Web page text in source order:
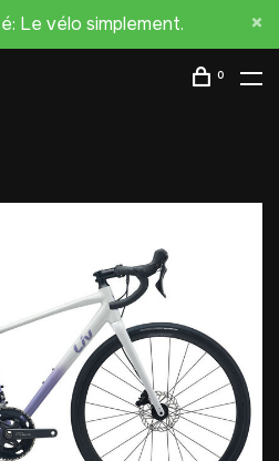
Le vélo simplement.
0